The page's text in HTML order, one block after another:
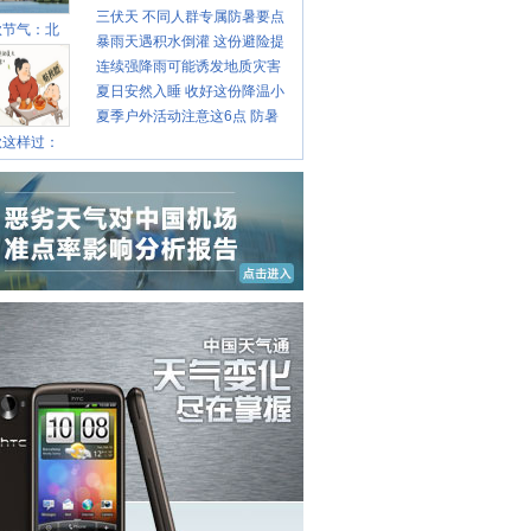
气：北
样过：
攻略请收好
三伏天 不同人群专属防暑要点
请收好
暴雨天遇积水倒灌 这份避险提
示请收好
连续强降雨可能诱发地质灾害
这些前兆要知道
夏日安然入睡 收好这份降温小
贴士
夏季户外活动注意这6点 防暑